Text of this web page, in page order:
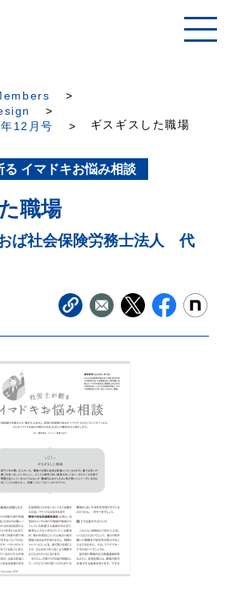
12月号
ギスギスした職場
イマドキお悩み相談
職場
ば社会保険労務士法人 代